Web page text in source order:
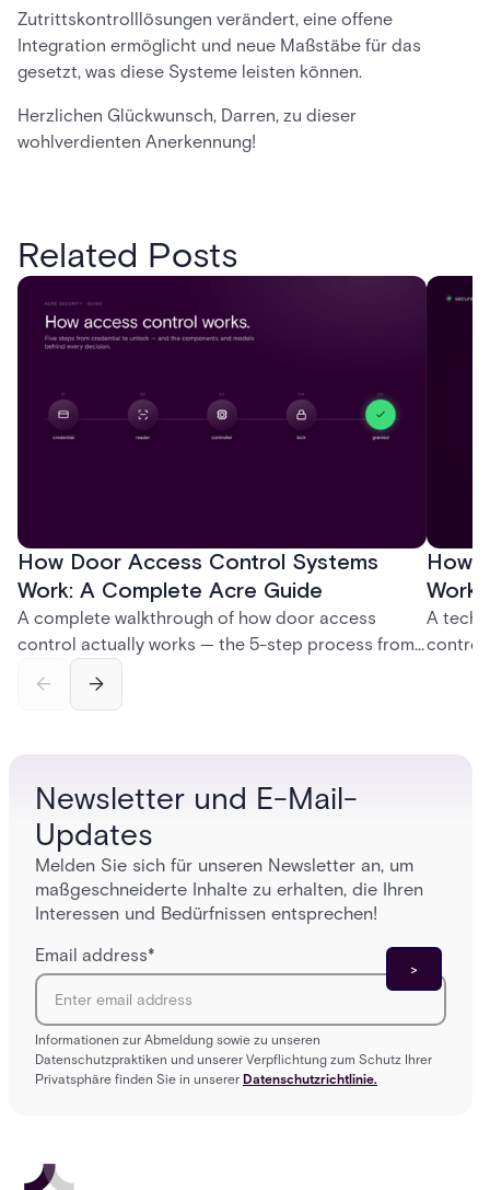
Zutrittskontrolllösungen verändert, eine offene
Integration ermöglicht und neue Maßstäbe für das
gesetzt, was diese Systeme leisten können.
Herzlichen Glückwunsch, Darren, zu dieser
wohlverdienten Anerkennung!
Related Posts
How Door Access Control Systems
Work: A Complete Acre Guide
A complete walkthrough of how door access
control actually works — the 5-step process from
and software components, and the access control
How
A
control
Newsletter und E-Mail-
Updates
Melden Sie sich für unseren Newsletter an, um
maßgeschneiderte Inhalte zu erhalten, die Ihren
Interessen und Bedürfnissen entsprechen!
Email address*
Informationen zur Abmeldung sowie zu unseren
Datenschutzpraktiken und unserer Verpflichtung zum Schutz Ihrer
Privatsphäre finden Sie in unserer Datenschutzrichtlinie.